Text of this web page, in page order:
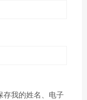
存我的姓名、电子